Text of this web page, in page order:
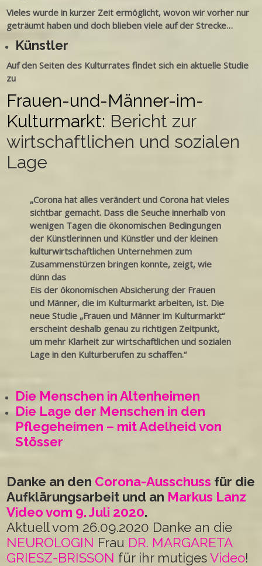
Vieles wurde in kurzer Zeit ermöglicht, wovon wir vorher nur
geträumt haben und doch blieben viele auf der Strecke…
Künstler
Auf den Seiten des Kulturrates findet sich ein aktuelle Studie
zu
Frauen-und-Männer-im-
Kulturmarkt: Bericht zur
wirtschaftlichen und sozialen
Lage
„Corona hat alles verändert und Corona hat vieles
sichtbar gemacht. Dass die Seuche innerhalb von
wenigen Tagen die ökonomischen Bedingungen
der Künstlerinnen und Künstler und der kleinen
kulturwirtschaftlichen Unternehmen zum
Zusammenstürzen bringen konnte, zeigt, wie
dünn das
Eis der ökonomischen Absicherung der Frauen
und Männer, die im Kulturmarkt arbeiten, ist. Die
neue Studie „Frauen und Männer im Kulturmarkt“
erscheint deshalb genau zu richtigen Zeitpunkt,
um mehr Klarheit zur wirtschaftlichen und sozialen
Lage in den Kulturberufen zu schaffen.“
Die Menschen in Altenheimen
Die Lage der Menschen in den
Pflegeheimen – mit Adelheid von
Stösser
Danke an den Corona-Ausschuss für die
Aufklärungsarbeit und an Markus Lanz
Video vom 9. Juli 2020.
Aktuell vom 26.09.2020 Danke an die
NEUROLOGIN Frau DR. MARGARETA
GRIESZ-BRISSON für ihr mutigesVideo!